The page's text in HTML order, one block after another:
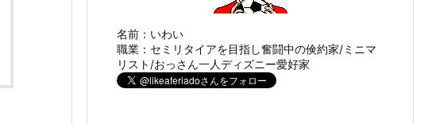
名前：いわい
職業：セミリタイアを目指し奮闘中の倹約家/ミニマ
リスト/おっさん一人ディズニー愛好家